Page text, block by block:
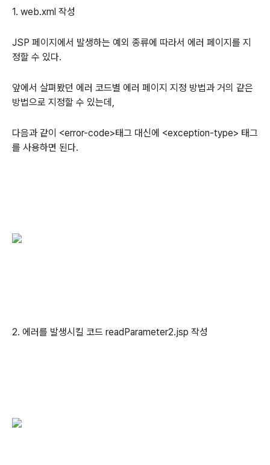
1. web.xml 작성
JSP 페이지에서 발생하는 예외 종류에 따라서 에러 페이지를 지
정할 수 있다.
앞에서 살펴봤던 에러 코드별 에러 페이지 지정 방법과 거의 같은
방법으로 지정할 수 있는데,
다음과 같이 <error-code>태그 대신에 <exception-type> 태그
를 사용하면 된다.
2. 에러를 발생시킬 코드 readParameter2.jsp 작성